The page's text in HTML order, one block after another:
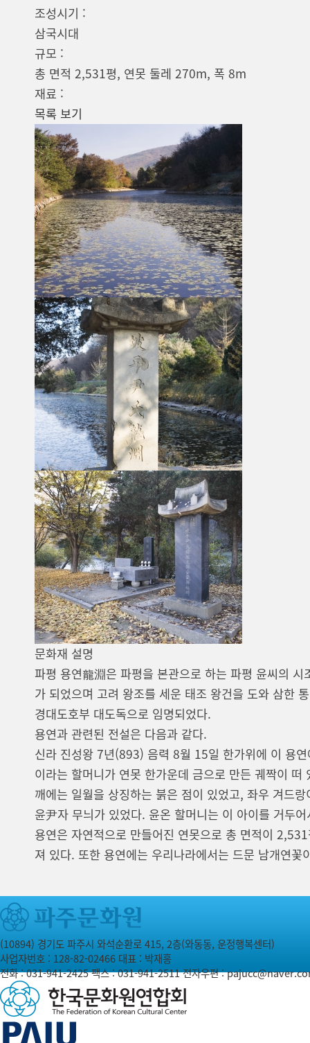
조성시기 :
삼국시대
규모 :
총 면적 2,531평, 연못 둘레 270m, 폭 8m
재료 :
목록 보기
문화재 설명
파평 용연龍淵은 파평을 본관으로 하는 파평 윤씨의
가 되었으며 고려 왕조를 세운 태조 왕건을 도와 삼한
경대도호부 대도독으로 임명되었다.
용연과 관련된 전설은 다음과 같다.
신라 진성왕 7년(893) 음력 8월 15일 한가위에 이 용
이라는 할머니가 연못 한가운데 금으로 만든 궤짝이
깨에는 일월을 상징하는 붉은 점이 있었고, 좌우 겨드
윤尹자 무늬가 있었다. 윤온 할머니는 이 아이를 거두
용연은 자연적으로 만들어진 연못으로 총 면적이
져 있다. 또한 용연에는 우리나라에서는 드문 남개연
(10894) 경기도 파주시 와석순환로 415, 2층(와동동, 운정행복센터)
사업자번호 : 128-82-02466 대표 : 박재홍
전화 :031-941-2425팩스 : 031-941-2511전자우편 :